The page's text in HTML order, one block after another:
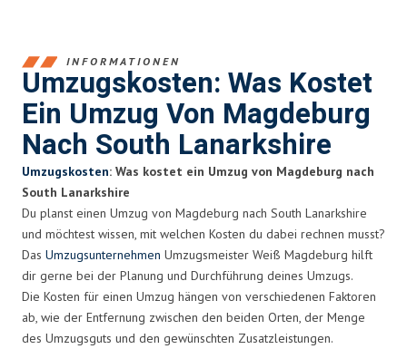
INFORMATIONEN
Umzugskosten: Was Kostet
Ein Umzug Von Magdeburg
Nach South Lanarkshire
Umzugskosten: Was kostet ein Umzug von Magdeburg nach
South Lanarkshire
Du planst einen Umzug von Magdeburg nach South Lanarkshire
und möchtest wissen, mit welchen Kosten du dabei rechnen musst?
Das Umzugsunternehmen Umzugsmeister Weiß Magdeburg hilft
dir gerne bei der Planung und Durchführung deines Umzugs.
Die Kosten für einen Umzug hängen von verschiedenen Faktoren
ab, wie der Entfernung zwischen den beiden Orten, der Menge
des Umzugsguts und den gewünschten Zusatzleistungen.